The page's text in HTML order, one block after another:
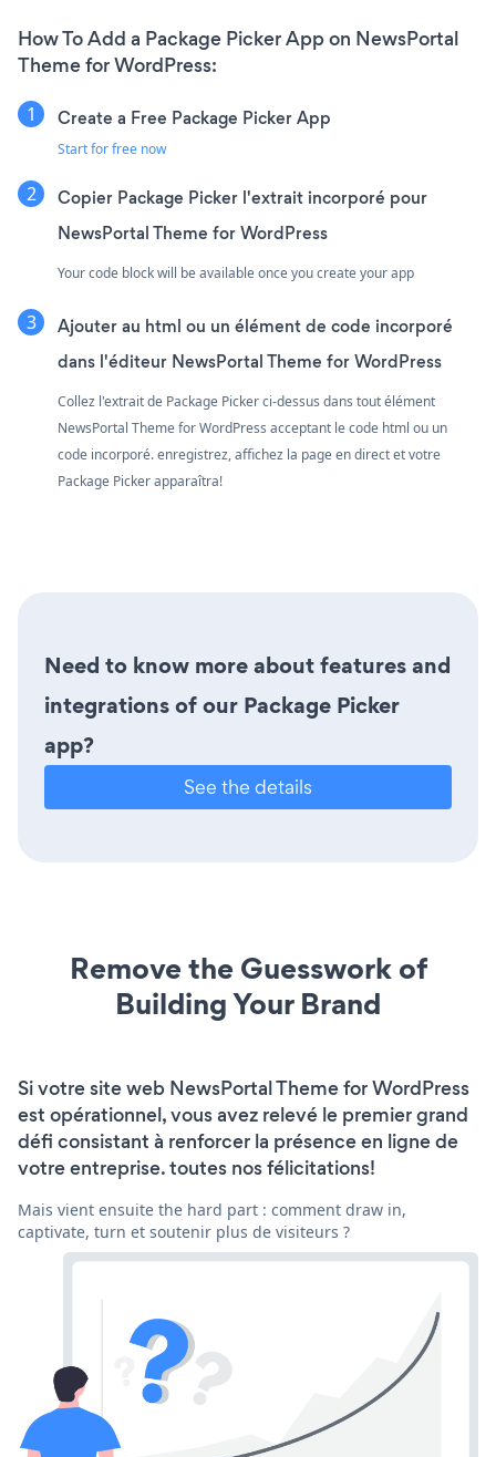
How To Add a Package Picker App on NewsPortal
Theme for WordPress:
Create a Free Package Picker App
Start for free now
Copier Package Picker l'extrait incorporé pour
NewsPortal Theme for WordPress
Your code block will be available once you create your app
Ajouter au html ou un élément de code incorporé
dans l'éditeur NewsPortal Theme for WordPress
Collez l'extrait de Package Picker ci-dessus dans tout élément
NewsPortal Theme for WordPress acceptant le code html ou un
code incorporé. enregistrez, affichez la page en direct et votre
Package Picker apparaîtra!
Need to know more about features and
integrations of our Package Picker
app?
See the details
Remove the Guesswork of
Building Your Brand
Si votre site web NewsPortal Theme for WordPress
est opérationnel, vous avez relevé le premier grand
défi consistant à renforcer la présence en ligne de
votre entreprise. toutes nos félicitations!
Mais vient ensuite the hard part : comment draw in,
captivate, turn et soutenir plus de visiteurs ?